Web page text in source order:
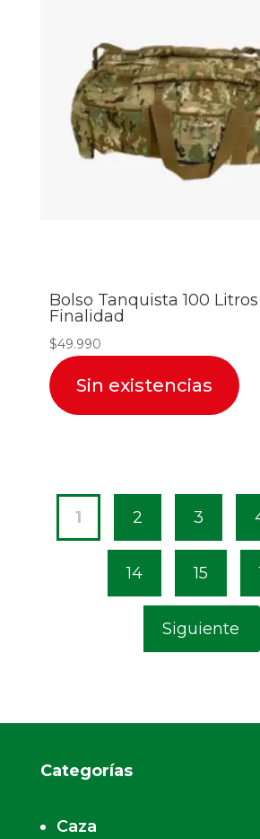
Bolso Tanquista 100
Finalidad
$49.990
Sin existencias
1 2 3
14 15
Siguiente
Categorías
Caza